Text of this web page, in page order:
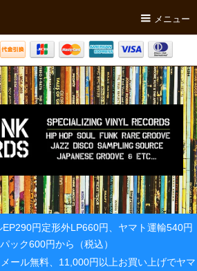
メニュー
円定形外LP660円、ヤマト運輸540円
ック600円から（税込）
ール無料、11,000円以上お買い上げでヤマ